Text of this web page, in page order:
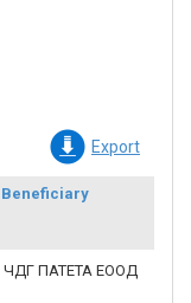
Export
Beneficiary
ЧДГ ПАТЕТА ЕООД